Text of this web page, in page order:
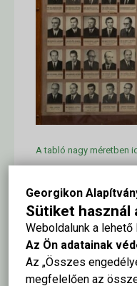
Georgikon
Sütiket használ
Weboldalunk a
Az Ön adatainak
Az „Összes
megfelelően az
A tabló nagy méretben
Arató Endre
Barcza Gábor
Boncz Sándorné